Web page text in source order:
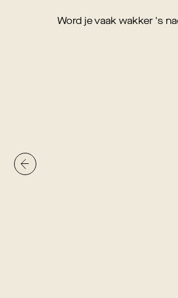
Word je vaak wakker 's